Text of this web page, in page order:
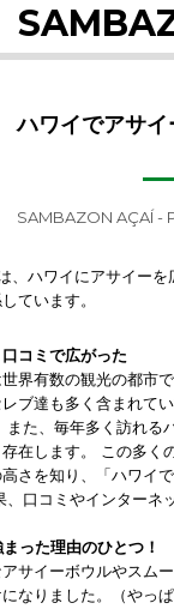
ハワイでアサ
SAMBAZON AÇAÍ-
ハワイにアサイーを
ています。
コミで広がった
界有数の観光の都市
ブ達も多く含まれて
また、毎年多く訪れ
在します。 この多く
さを知り、「ハワイ
、口コミやインター
った理由のひとつ！
サイーボウルやスム
なりました。（やっ